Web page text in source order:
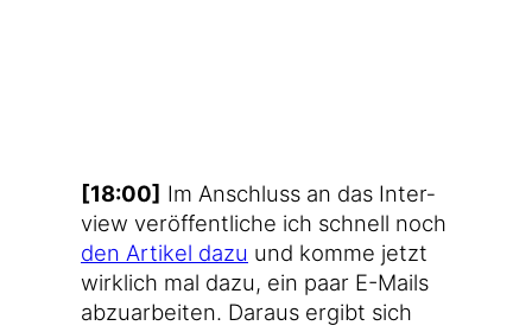
[18:00] Im Anschluss an das Inter­
view ver­öf­fent­li­che ich schnell noch
den Arti­kel dazu und kom­me jetzt
wirk­lich mal dazu, ein paar E-Mails
abzu­ar­bei­ten. Dar­aus ergibt sich